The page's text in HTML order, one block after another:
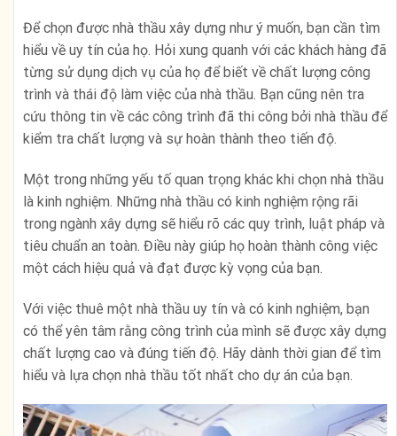
Để chọn được nhà thầu xây dựng như ý muốn, bạn cần tìm
hiểu về uy tín của họ. Hỏi xung quanh với các khách hàng đã
từng sử dụng dịch vụ của họ để biết về chất lượng công
trình và thái độ làm việc của nhà thầu. Bạn cũng nên tra
cứu thông tin về các công trình đã thi công bởi nhà thầu để
kiểm tra chất lượng và sự hoàn thành theo tiến độ.
Một trong những yếu tố quan trọng khác khi chọn nhà thầu
là kinh nghiệm. Những nhà thầu có kinh nghiệm rộng rãi
trong ngành xây dựng sẽ hiểu rõ các quy trình, luật pháp và
tiêu chuẩn an toàn. Điều này giúp họ hoàn thành công việc
một cách hiệu quả và đạt được kỳ vọng của bạn.
Với việc thuê một nhà thầu uy tín và có kinh nghiệm, bạn
có thể yên tâm rằng công trình của mình sẽ được xây dựng
chất lượng cao và đúng tiến độ. Hãy dành thời gian để tìm
hiểu và lựa chọn nhà thầu tốt nhất cho dự án của bạn.